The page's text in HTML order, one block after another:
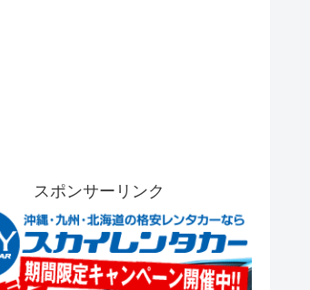
スポンサーリンク